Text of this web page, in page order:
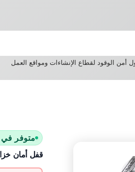
أمن الوقود لقطاع الإنشاءات ومواقع العمل
متوفر
قفل أمان